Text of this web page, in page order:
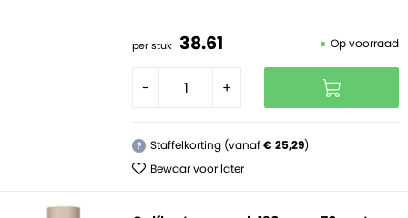
per stuk 38.61 Op voorraad
- +
? Staffelkorting (vanaf€ 25,29)
Bewaar voor later